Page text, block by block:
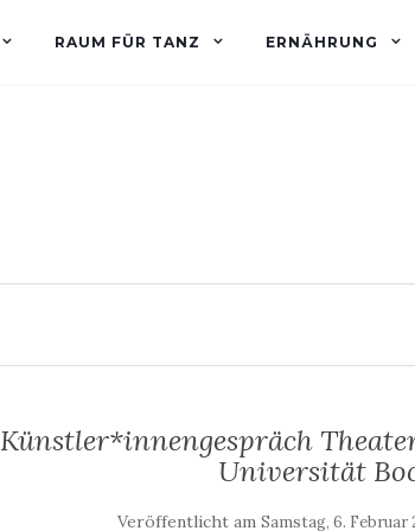
RAUM FÜR TANZ ERNÄHRUNG
Künstler*innengespräch
Universität
Veröffentlicht am Samstag, 6. Februar